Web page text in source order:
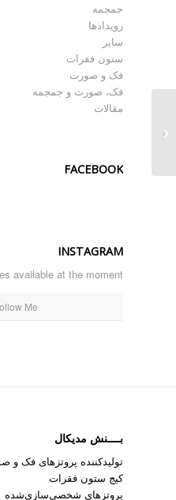
جمجمه
رویدادها
سایر
ستون فقرات
فک و صورت
فک، صورت و جمجمه
مقالات
FACEBOOK
INSTAGRAM
available at the moment
Me!
بــــنش مدیکال
تولیدکننده پروتزهای فک و
کیج ستون فقرات
پروتزهای شخصی‌سازی‌شده
بازسازی جمجمه به